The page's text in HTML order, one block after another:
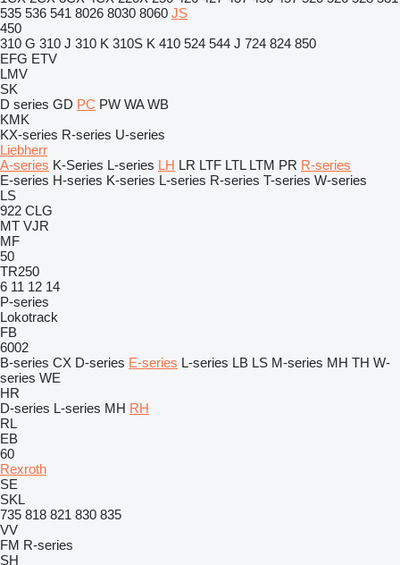
535 536 541 8026 8030 8060 JS
450
310 G 310 J 310 K 310S K 410 524 544 J 724 824 850
EFG ETV
LMV
SK
D series GD PC PW WA WB
KMK
KX-series R-series U-series
Liebherr
A-series K-Series L-series LH LR LTF LTL LTM PR R-series
E-series H-series K-series L-series R-series T-series W-series
LS
922 CLG
MT VJR
MF
50
TR250
6 11 12 14
P-series
Lokotrack
FB
6002
B-series CX D-series E-series L-series LB LS M-series MH TH W-
series WE
HR
D-series L-series MH RH
RL
EB
60
Rexroth
SE
SKL
735 818 821 830 835
VV
FM R-series
SH